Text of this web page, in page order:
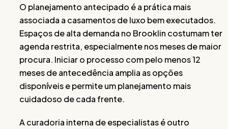
O planejamento antecipado é a prática mais
associada a casamentos de luxo bem executados.
Espaços de alta demanda no Brooklin costumam ter
agenda restrita, especialmente nos meses de maior
procura. Iniciar o processo com pelo menos 12
meses de antecedência amplia as opções
disponíveis e permite um planejamento mais
cuidadoso de cada frente.
A curadoria interna de especialistas é outro